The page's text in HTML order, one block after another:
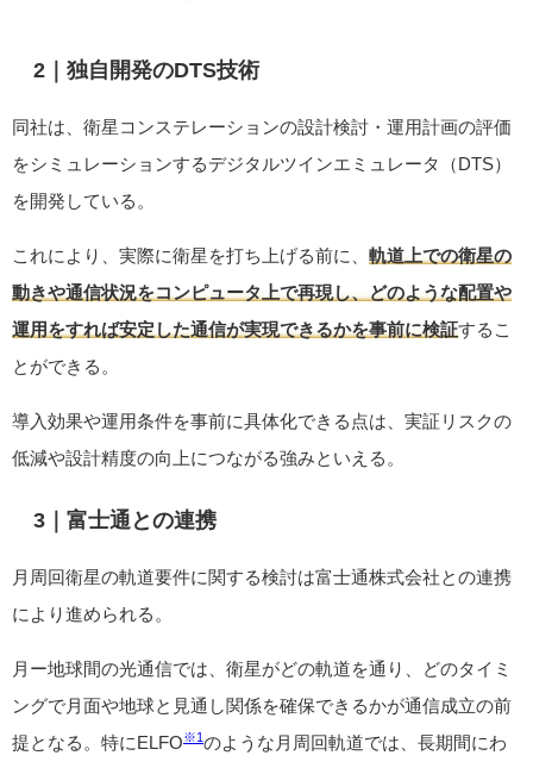
2｜独自開発のDTS技術
同社は、衛星コンステレーションの設計検討・運用計画の評価
をシミュレーションするデジタルツインエミュレータ（DTS）
を開発している。
これにより、実際に衛星を打ち上げる前に、 軌道上での衛星の
動きや通信状況をコンピュータ上で再現し、どのような配置や
運用をすれば安定した通信が実現できるかを事前に検証するこ
とができる。
導入効果や運用条件を事前に具体化できる点は、実証リスクの
低減や設計精度の向上につながる強みといえる。
3｜富士通との連携
月周回衛星の軌道要件に関する検討は富士通株式会社との連携
により進められる。
月ー地球間の光通信では、衛星がどの軌道を通り、どのタイミ
ングで月面や地球と見通し関係を確保できるかが通信成立の前
提となる。特にELFO※1のような月周回軌道では、長期間にわ